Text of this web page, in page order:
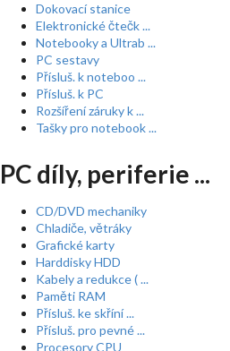
Dokovací stanice
Elektronické čtečk ...
Notebooky a Ultrab ...
PC sestavy
Přísluš. k noteboo ...
Přísluš. k PC
Rozšíření záruky k ...
Tašky pro notebook ...
PC díly, periferie ...
CD/DVD mechaniky
Chladiče, větráky
Grafické karty
Harddisky HDD
Kabely a redukce ( ...
Paměti RAM
Přísluš. ke skříní ...
Přísluš. pro pevné ...
Procesory CPU